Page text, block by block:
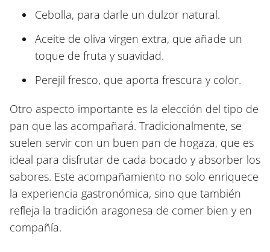
Cebolla, para darle un dulzor natural.
Aceite de oliva virgen extra, que añade un
toque de fruta y suavidad.
Perejil fresco, que aporta frescura y color.
Otro aspecto importante es la elección del tipo de
pan que las acompañará. Tradicionalmente, se
suelen servir con un buen pan de hogaza, que es
ideal para disfrutar de cada bocado y absorber los
sabores. Este acompañamiento no solo enriquece
la experiencia gastronómica, sino que también
refleja la tradición aragonesa de comer bien y en
compañía.